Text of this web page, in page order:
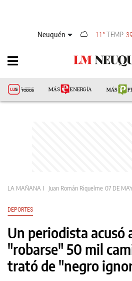
Neuquén 11°TEMP
LA MAÑANA Juan Román Riquelme 07 DE
DEPORTES
Un periodista acusó
"robarse" 50 mil
trató de "negro